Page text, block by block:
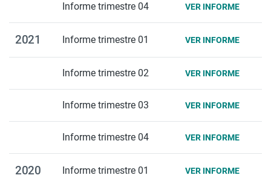
Informe trimestre 04 VER INFORME
2021 Informe trimestre 01 VER INFORME
Informe trimestre 02 VER INFORME
Informe trimestre 03 VER INFORME
Informe trimestre 04 VER INFORME
2020 Informe trimestre 01 VER INFORME